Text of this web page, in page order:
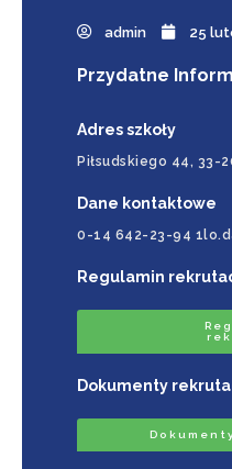
admin 25
Przydatne
Adres szkoły
Piłsudskiego 44, 33-
Dane kontaktowe
0-14 642-23-94
Regulamin
Dokumenty